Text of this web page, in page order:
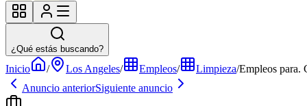
¿Qué estás buscando?
Inicio / Los Angeles/ Empleos/ Limpieza/Empleos para.
Anuncio anteriorSiguiente anuncio